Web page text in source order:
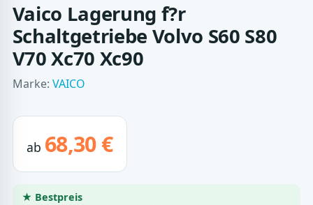
Vaico Lagerung f?r
Schaltgetriebe Volvo S60 S80
V70 Xc70 Xc90
Marke: VAICO
ab 68,30 €
★ Bestpreis